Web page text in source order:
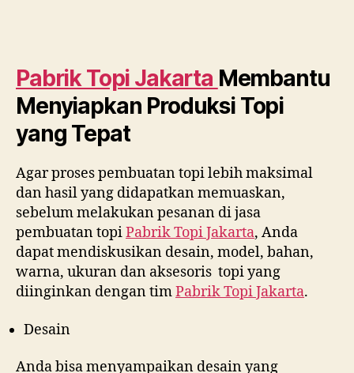
Pabrik Topi Jakarta Membantu
Menyiapkan Produksi Topi
yang Tepat
Agar proses pembuatan topi lebih maksimal
dan hasil yang didapatkan memuaskan,
sebelum melakukan pesanan di jasa
pembuatan topiPabrik Topi Jakarta, Anda
dapat mendiskusikan desain, model, bahan,
warna, ukuran dan aksesoris topi yang
diinginkan dengan timPabrik Topi Jakarta.
Desain
Anda bisa menyampaikan desain yang